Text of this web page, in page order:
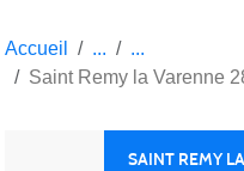
Accueil
Saint Remy la Varenne
SAINT REMY